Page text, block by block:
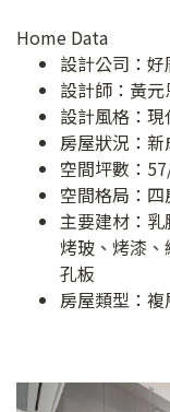
Home Data
設計公司： 好
設計師：黃元
設計風格：現
房屋狀況：
空間坪數：
空間格局：四
主要建材：乳
烤玻、烤漆
孔板
房屋類型：複